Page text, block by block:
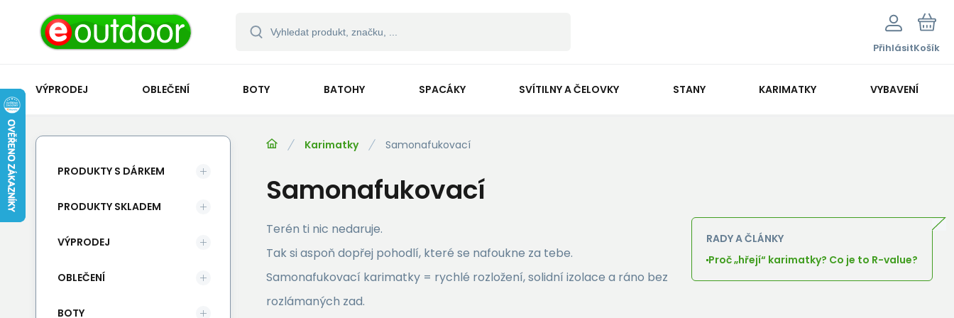
PřihlásitKošík
VÝPRODEJ OBLEČENÍ BOTY BATOHY SPACÁKY SVÍTILNY A ČELOVKY STANY KARIMATKY VYBAVENÍ
Karimatky Samonafukovací
Samonafukovací
RADY A ČLÁNKY
Proč „hřejí“ karimatky? Co je to R-value?
Terén ti nic nedaruje.
Tak si aspoň dopřej pohodlí, které se nafoukne za tebe.
Samonafukovací karimatky = rychlé rozložení, solidní izolace a ráno bez
rozlámaných zad.
PRODUKTY S DÁRKEM
PRODUKTY SKLADEM
VÝPRODEJ
OBLEČENÍ
BOTY